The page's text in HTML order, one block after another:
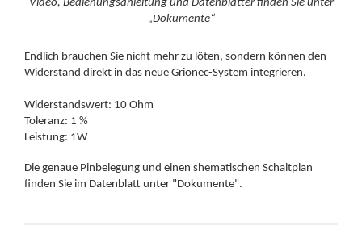
Video, Bedienungsanleitung und Datenblätter finden Sie unter
„Dokumente“
Endlich brauchen Sie nicht mehr zu löten, sondern können den
Widerstand direkt in das neue Grionec-System integrieren.
Widerstandswert: 10 Ohm
Toleranz: 1 %
Leistung: 1W
Die genaue Pinbelegung und einen shematischen Schaltplan
finden Sie im Datenblatt unter "Dokumente".